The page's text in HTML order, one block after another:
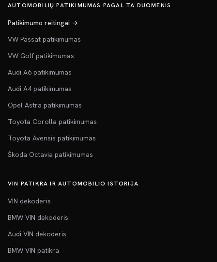
AUTOMOBILIŲ PATIKIMUMAS PAGAL TA DUOMENIS
Patikimumo reitingai →
VW Passat patikimumas
VW Golf patikimumas
Audi A6 patikimumas
Audi A4 patikimumas
Opel Astra patikimumas
Toyota Corolla patikimumas
Toyota Avensis patikimumas
Škoda Octavia patikimumas
VIN PATIKRA IR AUTOMOBILIO ISTORIJA
VIN dekoderis
BMW VIN dekoderis
Audi VIN dekoderis
BMW VIN patikra